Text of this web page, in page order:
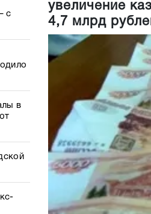
с
в
увеличение
4,7 млрд